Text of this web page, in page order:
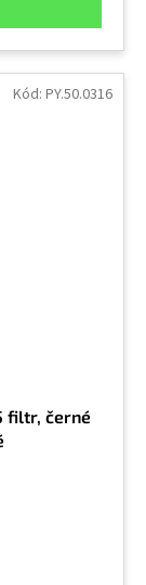
filtr, černé
Kód: PY.50.0316